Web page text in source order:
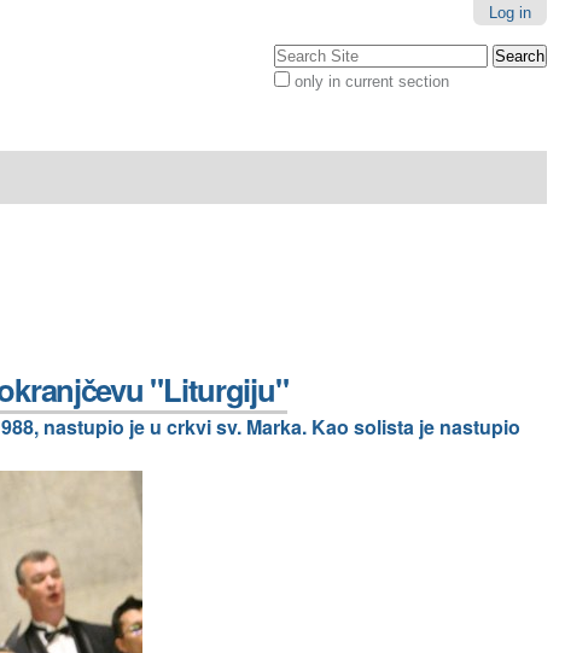
Log in
Search Site
only in current section
"Liturgiju"
nastupio je u crkvi sv. Marka. Kao solista je nastupio